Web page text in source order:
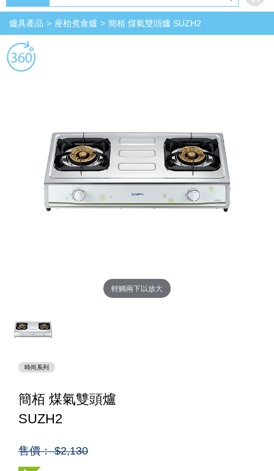
爐具產品 座枱煮食爐 簡栢 煤氣雙頭爐 SUZH2
輕觸兩下以放大
時尚系列
簡栢 煤氣雙頭爐
SUZH2
售價： $2,130